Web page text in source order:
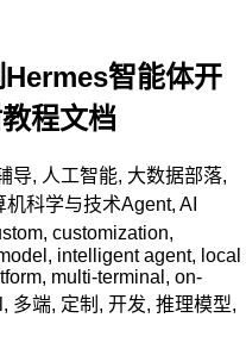
智能体开
程文档
导, 人工智能, 大数据部落,
机科学与技术Agent, AI
, customization,
, intelligent agent, local
, multi-terminal , on-
, 多端, 定制 , 开发, 推理模型,